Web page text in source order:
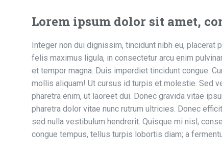
Lorem ipsum dolor sit amet,
Integer non dui dignissim, tincidunt nibh eu, placerat
felis maximus ligula, in consectetur arcu enim
et tempor magna. Duis imperdiet tincidunt congue.
mollis aliquam! Ut cursus id turpis et molestie. Sed
pharetra enim, ut laoreet dui. Donec gravida vitae
pharetra dolor vitae nunc rutrum ultricies. Donec
sed nulla vestibulum hendrerit. Quisque mi nisl,
congue tempus, tellus turpis lobortis diam; a